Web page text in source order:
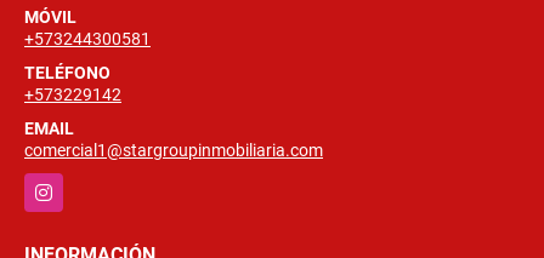
MÓVIL
+573244300581
TELÉFONO
+573229142
EMAIL
comercial1@stargroupinmobiliaria.com
Instagram